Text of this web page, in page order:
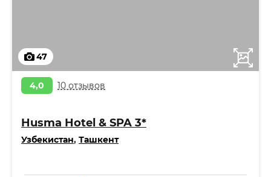
47
4,0 10 отзывов
Husma Hotel & SPA 3*
Узбекистан, Ташкент